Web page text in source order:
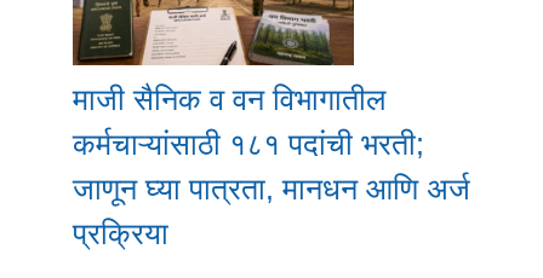
माजी सैनिक व वन विभागातील
कर्मचाऱ्यांसाठी १८१ पदांची भरती;
जाणून घ्या पात्रता, मानधन आणि अर्ज
प्रक्रिया